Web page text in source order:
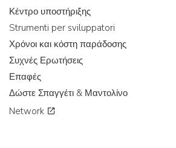
Κέντρο υποστήριξης
Strumenti per sviluppatori
Χρόνοι και κόστη παράδοσης
Συχνές Ερωτήσεις
Επαφές
Δώστε Σπαγγέτι & Μαντολίνο
Network